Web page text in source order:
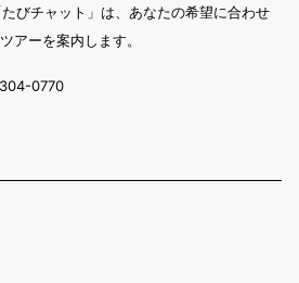
びチャット」は、あなたの希望に合わせ
アーを案内します。
0770